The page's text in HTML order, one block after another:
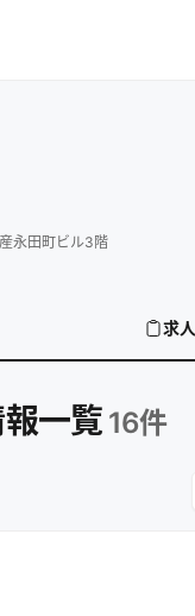
永田町ビル3階
求人
一覧 16件